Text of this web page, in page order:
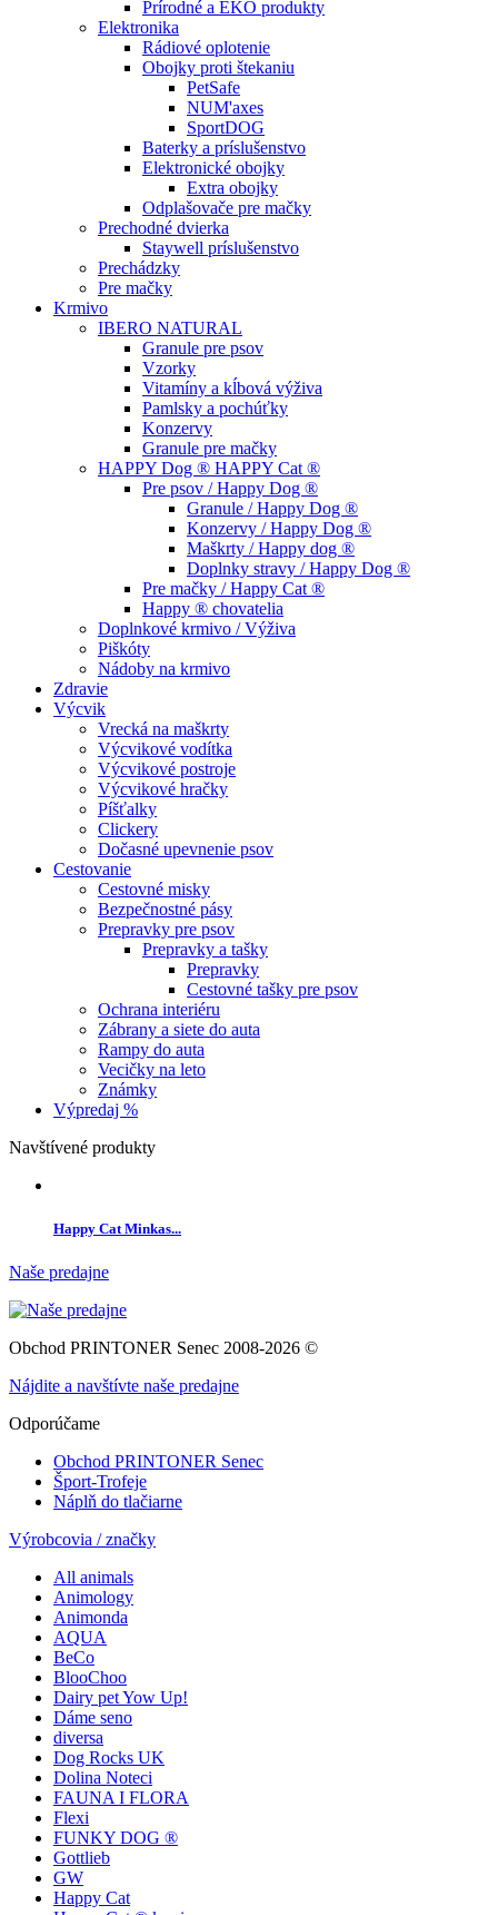
Prírodné a EKO produkty
Elektronika
Rádiové oplotenie
Obojky proti štekaniu
PetSafe
NUM'axes
SportDOG
Baterky a príslušenstvo
Elektronické obojky
Extra obojky
Odplašovače pre mačky
Prechodné dvierka
Staywell príslušenstvo
Prechádzky
Pre mačky
Krmivo
IBERO NATURAL
Granule pre psov
Vzorky
Vitamíny a kĺbová výživa
Pamlsky a pochúťky
Konzervy
Granule pre mačky
HAPPY Dog ® HAPPY Cat ®
Pre psov / Happy Dog ®
Granule / Happy Dog ®
Konzervy / Happy Dog ®
Maškrty / Happy dog ®
Doplnky stravy / Happy Dog ®
Pre mačky / Happy Cat ®
Happy ® chovatelia
Doplnkové krmivo / Výživa
Piškóty
Nádoby na krmivo
Zdravie
Výcvik
Vrecká na maškrty
Výcvikové vodítka
Výcvikové postroje
Výcvikové hračky
Píšťalky
Clickery
Dočasné upevnenie psov
Cestovanie
Cestovné misky
Bezpečnostné pásy
Prepravky pre psov
Prepravky a tašky
Prepravky
Cestovné tašky pre psov
Ochrana interiéru
Zábrany a siete do auta
Rampy do auta
Vecičky na leto
Známky
Výpredaj %
Navštívené produkty
Happy Cat Minkas...
Naše predajne
Obchod PRINTONER Senec 2008-2026 ©
Nájdite a navštívte naše predajne
Odporúčame
Obchod PRINTONER Senec
Šport-Trofeje
Náplň do tlačiarne
Výrobcovia / značky
All animals
Animology
Animonda
AQUA
BeCo
BlooChoo
Dairy pet Yow Up!
Dáme seno
diversa
Dog Rocks UK
Dolina Noteci
FAUNA I FLORA
Flexi
FUNKY DOG ®
Gottlieb
GW
Happy Cat